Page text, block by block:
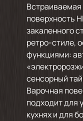
Встраиваемая
поверхность
закаленного
ретро-стиле,
функциями:
сенсорный
Варочная
подходит для
кухнях и для